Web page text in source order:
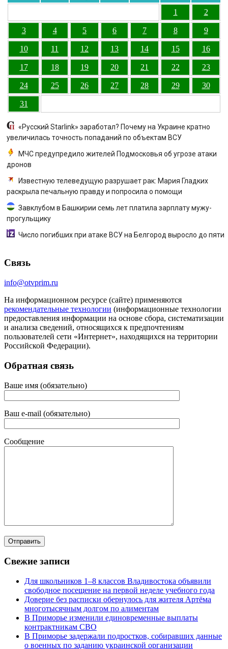
1
2
3 4 5 6 7 8 9
10 11 12 13 14 15 16
17 18 19 20 21 22 23
24 25 26 27 28 29 30
31
«Русский Starlink» заработал? Почему на Украине кратно
увеличилась точность попаданий по объектам ВСУ
МЧС предупредило жителей Подмосковья об угрозе атаки
дронов
Известную телеведущую разрушает рак: Мария Гладких
раскрыла печальную правду и попросила о помощи
Завклубом в Башкирии семь лет платила зарплату мужу-
прогульщику
Число погибших при атаке ВСУ на Белгород выросло до пяти
Связь
info@otvprim.ru
На информационном ресурсе (сайте) применяются
рекомендательные технологии (информационные технологии
предоставления информации на основе сбора, систематизации
и анализа сведений, относящихся к предпочтениям
пользователей сети «Интернет», находящихся на территории
Российской Федерации).
Обратная связь
Ваше имя (обязательно)
Ваш e-mail (обязательно)
Сообщение
Свежие записи
Для школьников 1–8 классов Владивостока объявили
свободное посещение на первой неделе учебного года
Доверие без расписки обернулось для жителя Артёма
многотысячным долгом по алиментам
В Приморье изменили единовременные выплаты
контрактникам СВО
В Приморье задержали подростков, собиравших данные
о военных по заданию украинской организации